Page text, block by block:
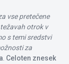
vse pretečene
otrok v
s temi sredstvi
za
. Celoten znesek